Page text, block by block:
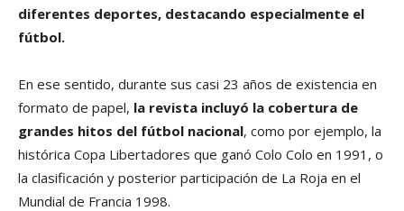
diferentes deportes, destacando especialmente el
fútbol.
En ese sentido, durante sus casi 23 años de existencia en
formato de papel, la revista incluyó la cobertura de
grandes hitos del fútbol nacional, como por ejemplo, la
histórica Copa Libertadores que ganó Colo Colo en 1991, o
la clasificación y posterior participación de La Roja en el
Mundial de Francia 1998.